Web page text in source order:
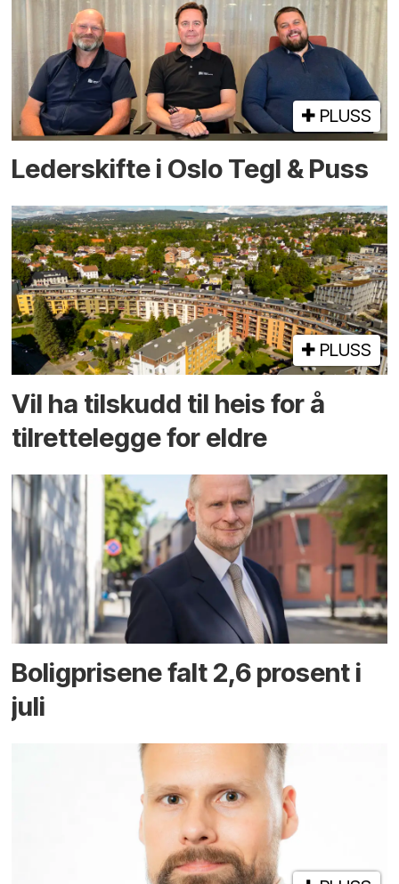
PLUSS
Lederskifte i Oslo Tegl & Puss
PLUSS
Vil ha tilskudd til heis for å
tilrettelegge for eldre
Boligprisene falt 2,6 prosent i
juli